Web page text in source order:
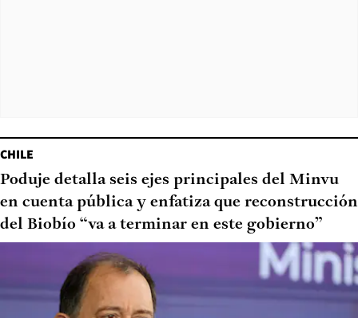
CHILE
Poduje detalla seis ejes principales del Minvu
en cuenta pública y enfatiza que reconstrucción
del Biobío “va a terminar en este gobierno”